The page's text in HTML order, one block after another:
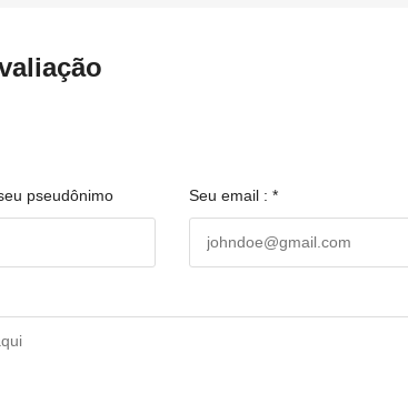
pseudônimo Seu email : *